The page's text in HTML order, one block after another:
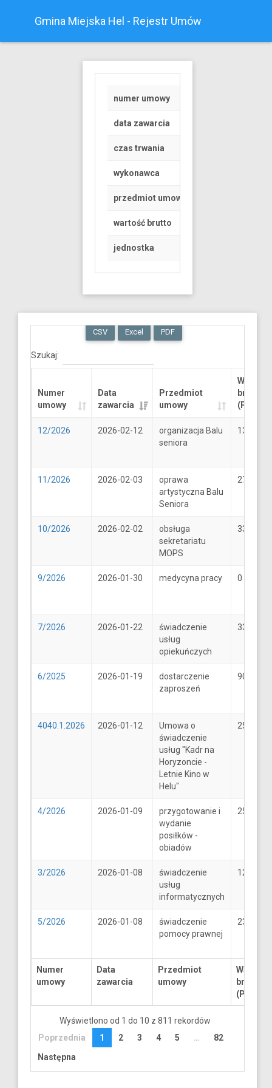
Gmina Miejska Hel - Rejestr Umów
numer umowy
data zawarcia
czas trwania
wykonawca
przedmiot umowy
wartość brutto
jednostka
CSV Excel PDF
Szukaj:
Numer
umowy
Data
zawarcia
Przedmiot
umowy
Wartość
brutto
(PLN)
Numer
umowy
Data
zawarcia
Przedmiot
umowy
Wartość
brutto
(PLN)
12/2026 2026-02-12
organizacja Balu
seniora
13289.6
11/2026 2026-02-03
oprawa
artystyczna Balu
Seniora
2706
10/2026 2026-02-02
obsługa
sekretariatu
MOPS
33
9/2026 2026-01-30 medycyna pracy 0
7/2026 2026-01-22
świadczenie
usług
opiekuńczych
33
6/2025 2026-01-19
dostarczenie
zaproszeń
900
4040.1.2026 2026-01-12
Umowa o
świadczenie
usług "Kadr na
Horyzoncie -
Letnie Kino w
Helu"
25600
4/2026 2026-01-09
przygotowanie i
wydanie
posiłków -
obiadów
25
3/2026 2026-01-08
świadczenie
usług
informatycznych
1250
5/2026 2026-01-08
świadczenie
pomocy prawnej
2300
Wyświetlono od 1 do 10 z 811 rekordów
Poprzednia
1 2 3 4 5 …
82
Następna